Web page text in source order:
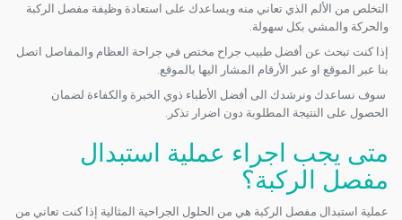
التخلص من الألم الذي تعاني منه ويساعدك على استعادة وظيفة مفصل الركبة
والحركة والمشي بكل سهولة.
إذا كنت تبحث عن أفضل طبيب جراح مختص في جراحة العظام والمفاصل اتصل
بنا عبر الموقع او عبر الأرقام المشار اليها بالموقع.
سوف نساعدك ونرشدك الى أفضل الأطباء ذوي الخبرة والكفاءة لضمان
الحصول على النتيجة المطلوبة دون اضرار تذكر.
متى يجب اجراء عملية استبدال
مفصل الركبة؟
عملية استبدال مفصل الركبة هي من الحلول الجراحية المثالية إذا كنت تعاني من